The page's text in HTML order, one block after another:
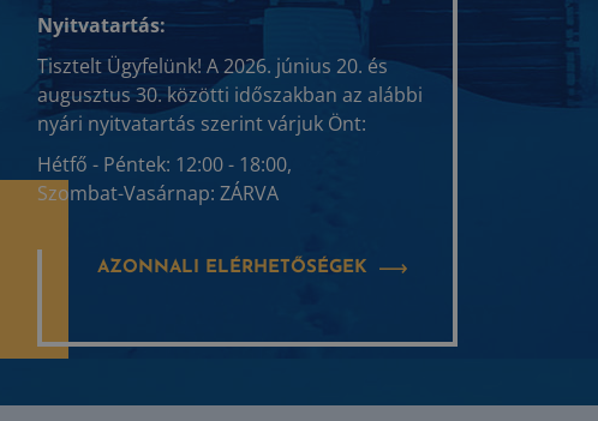
Nyitvatartás:
Tisztelt Ügyfelünk! A 2026. június 20. és
augusztus 30. közötti időszakban az alábbi
nyári nyitvatartás szerint várjuk Önt:
Hétfő - Péntek: 12:00 - 18:00,
Szombat-Vasárnap: ZÁRVA
AZONNALI ELÉRHETŐSÉGEK